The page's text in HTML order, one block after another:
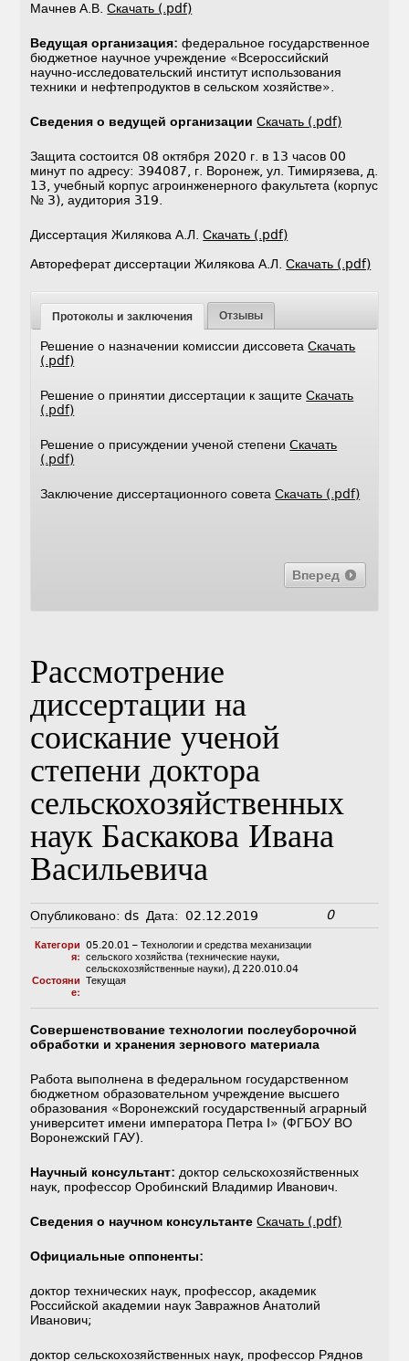
Мачнев А.В.Скачать (.pdf)
Ведущая организация:федеральное государственное
бюджетное научное учреждение «Всероссийский
научно-исследовательский институт использования
техники и нефтепродуктов в сельском хозяйстве».
Сведения о ведущей организации Скачать (.pdf)
Защита состоится 08 октября 2020 г. в 13 часов 00
минут по адресу: 394087, г. Воронеж, ул. Тимирязева, д.
13, учебный корпус агроинженерного факультета (корпус
№ 3), аудитория 319.
Диссертация Жилякова А.Л.Скачать (.pdf)
Автореферат диссертации Жилякова А.Л.Скачать (.pdf)
Протоколы и заключения Отзывы
Решение о назначении комиссии диссоветаСкачать
(.pdf)
Решение о принятии диссертации к защитеСкачать
(.pdf)
Решение о присуждении ученой степениCкачать
(.pdf)
Заключение диссертационного советаСкачать (.pdf)
Вперед
Рассмотрение
диссертации на
соискание ученой
степени доктора
сельскохозяйственных
наук Баскакова Ивана
Васильевича
Опубликовано: ds Дата: 02.12.2019 0
Категори
я:
05.20.01 – Технологии и средства механизации
сельского хозяйства (технические науки,
сельскохозяйственные науки), Д 220.010.04
Состояни
е:
Текущая
Совершенствование технологии послеуборочной
обработки и хранения зернового материала
Работа выполнена в федеральном государственном
бюджетном образовательном учреждение высшего
образования «Воронежский государственный аграрный
университет имени императора Петра I» (ФГБОУ ВО
Воронежский ГАУ).
Научный консультант: доктор сельскохозяйственных
наук, профессор Оробинский Владимир Иванович.
Сведения о научном консультанте Скачать (.pdf)
Официальные оппоненты:
доктор технических наук, профессор, академик
Российской академии наук Завражнов Анатолий
Иванович;
доктор сельскохозяйственных наук, профессор Ряднов